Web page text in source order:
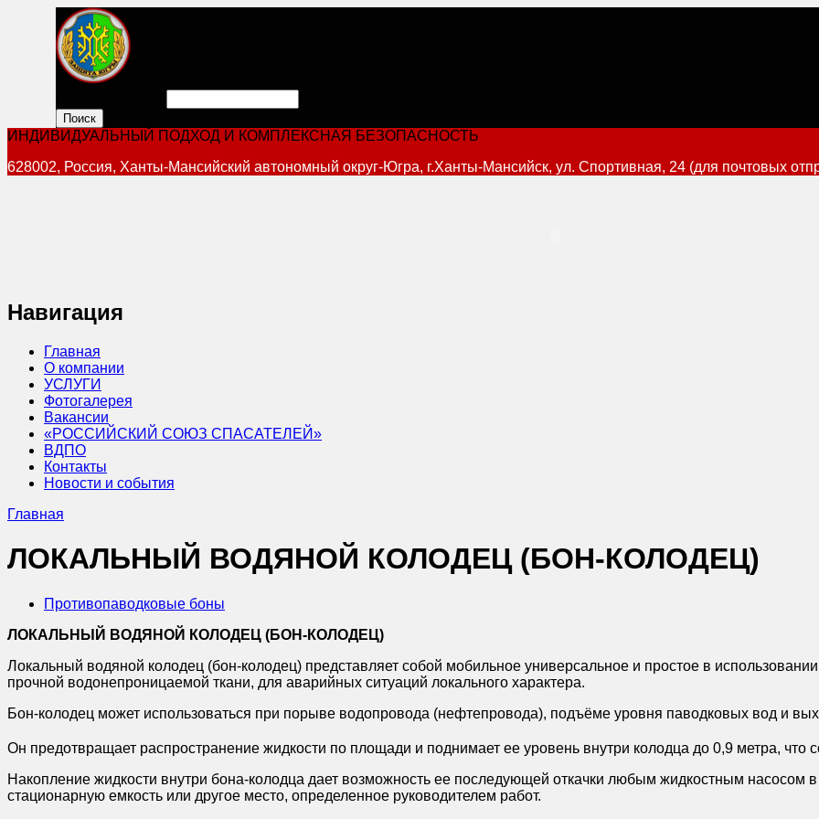
ИНДИВИДУАЛЬНЫЙ ПОДХОД И КОМПЛЕКСНАЯ БЕЗОПАСНОСТЬ
628002, Россия, Ханты-Мансийский автономный округ-Югра, г.Ханты-Мансийск, ул. Спортивная, 24 (для почтовых
Навигация
Главная
О компании
УСЛУГИ
Фотогалерея
Вакансии
«РОССИЙСКИЙ СОЮЗ СПАСАТЕЛЕЙ»
ВДПО
Контакты
Новости и события
Главная
ЛОКАЛЬНЫЙ ВОДЯНОЙ КОЛОДЕЦ (БОН-КОЛОДЕЦ)
Противопаводковые боны
ЛОКАЛЬНЫЙ ВОДЯНОЙ КОЛОДЕЦ (БОН-КОЛОДЕЦ)
Локальный водяной колодец (бон-колодец) представляет собой мобильное универсальное и простое в
прочной водонепроницаемой ткани, для аварийных ситуаций локального характера.
Бон-колодец может использоваться при порыве водопровода (нефтепровода), подъёме уровня паводковых вод и
Он предотвращает распространение жидкости по площади и поднимает ее уровень внутри колодца до 0,9 метра, что
Накопление жидкости внутри бона-колодца дает возможность ее последующей откачки любым жидкостным насосом
стационарную емкость или другое место, определенное руководителем работ.